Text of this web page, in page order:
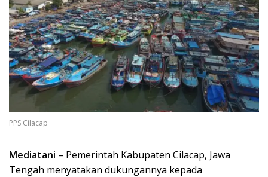
PPS Cilacap
Mediatani – Pemerintah Kabupaten Cilacap, Jawa
Tengah menyatakan dukungannya kepada